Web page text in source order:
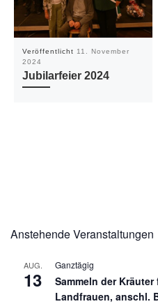
Veröffentlicht 11. November
2024
Jubilarfeier 2024
Anstehende Veranstaltungen
AUG.
13
Ganztägig
Sammeln der
Landfrauen, anschl.